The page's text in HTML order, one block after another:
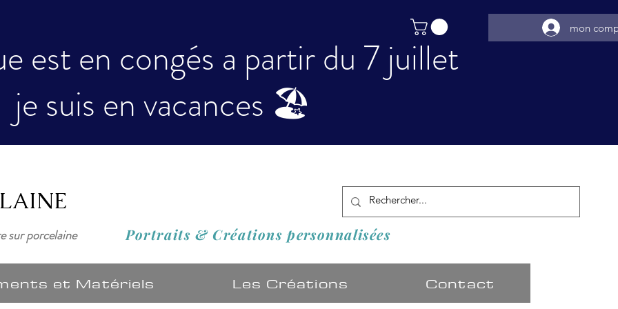
est en congés a partir du 7 juillet
je suis en vacances 🏖️
mon
Portraits & Créationspersonnalisées
sur porcelaine
et Matériels Les Créations Contact